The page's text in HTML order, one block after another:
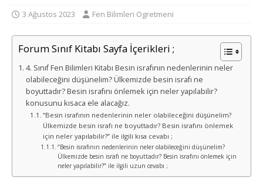
3 Ağustos 2023 Fen Bilimleri Ogretmeni
Forum Sınıf Kitabı Sayfa İçerikleri ;
4. Sınıf Fen Bilimleri Kitabı Besin israfının nedenlerinin neler
olabileceğini düşünelim? Ülkemizde besin israfı ne
boyuttadır? Besin israfını önlemek için neler yapılabilir?
konusunu kısaca ele alacağız.
“Besin israfının nedenlerinin neler olabileceğini düşünelim?
Ülkemizde besin israfı ne boyuttadır? Besin israfını önlemek
için neler yapılabilir?” ile ilgili kısa cevabı ;
“Besin israfının nedenlerinin neler olabileceğini düşünelim?
Ülkemizde besin israfı ne boyuttadır? Besin israfını önlemek için
neler yapılabilir?” ile ilgili uzun cevabı ;